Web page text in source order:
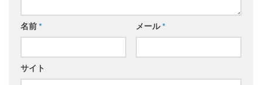
名前* メール*
サイト